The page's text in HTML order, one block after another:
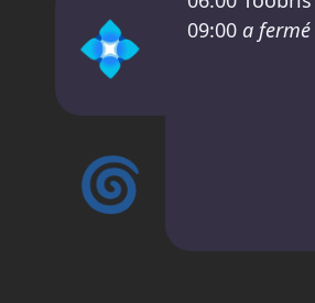
💠
🌀
09:00 a fermé